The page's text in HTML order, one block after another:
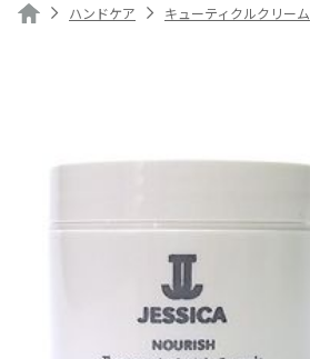
ハンドケア キューティクルクリーム